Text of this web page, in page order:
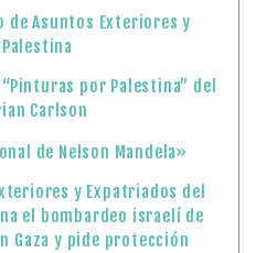
de Asuntos Exteriores y
por Palestina” del
Carlson
de Nelson Mandela»
y Expatriados del
el bombardeo israelí de
Gaza y pide protección